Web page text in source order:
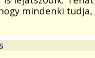
mindenki tudja,